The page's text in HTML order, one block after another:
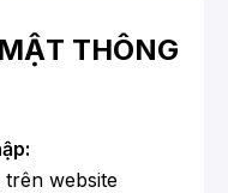
THÔNG
website